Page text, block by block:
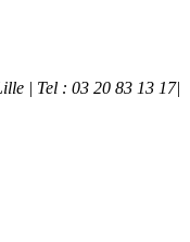
| Tel : 03 20 83 13 17|